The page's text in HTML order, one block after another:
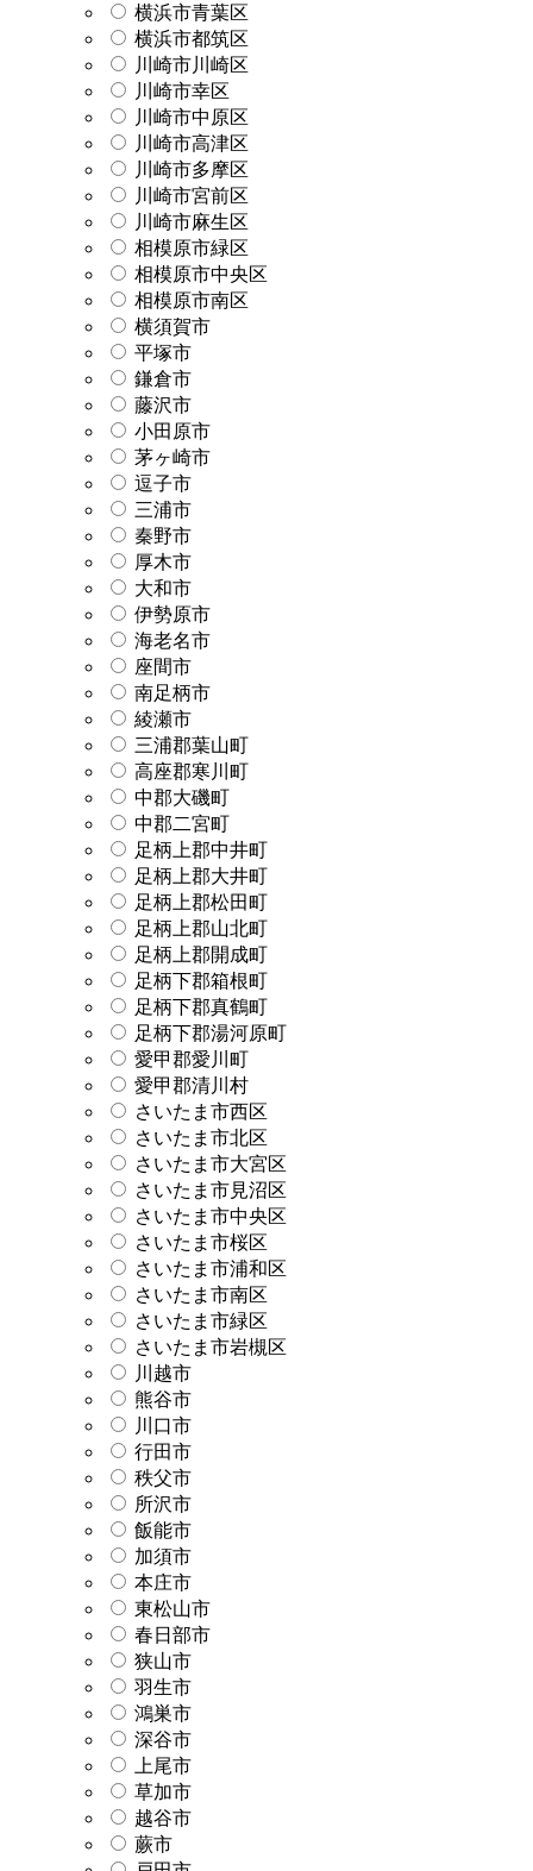
横浜市青葉区
横浜市都筑区
川崎市川崎区
川崎市幸区
川崎市中原区
川崎市高津区
川崎市多摩区
川崎市宮前区
川崎市麻生区
相模原市緑区
相模原市中央区
相模原市南区
横須賀市
平塚市
鎌倉市
藤沢市
小田原市
茅ヶ崎市
逗子市
三浦市
秦野市
厚木市
大和市
伊勢原市
海老名市
座間市
南足柄市
綾瀬市
三浦郡葉山町
高座郡寒川町
中郡大磯町
中郡二宮町
足柄上郡中井町
足柄上郡大井町
足柄上郡松田町
足柄上郡山北町
足柄上郡開成町
足柄下郡箱根町
足柄下郡真鶴町
足柄下郡湯河原町
愛甲郡愛川町
愛甲郡清川村
さいたま市西区
さいたま市北区
さいたま市大宮区
さいたま市見沼区
さいたま市中央区
さいたま市桜区
さいたま市浦和区
さいたま市南区
さいたま市緑区
さいたま市岩槻区
川越市
熊谷市
川口市
行田市
秩父市
所沢市
飯能市
加須市
本庄市
東松山市
春日部市
狭山市
羽生市
鴻巣市
深谷市
上尾市
草加市
越谷市
蕨市